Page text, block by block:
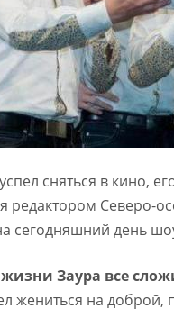
сняться в кино,
редактором Северо-
сегодняшний день
Заура все
жениться на